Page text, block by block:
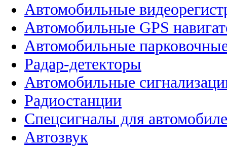
Автомобильные
Автомобильные GPS
Автомобильные
Радар-детекторы
Автомобильные
Радиостанции
Спецсигналы для
Автозвук